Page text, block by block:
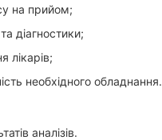
на прийом;
діагностики;
лікарів;
необхідного обладнання.
аналізів.